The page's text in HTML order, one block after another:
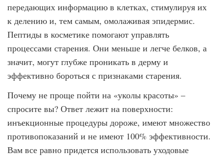
передающих информацию в клетках, стимулируя их
к делению и, тем самым, омолаживая эпидермис.
Пептиды в косметике помогают управлять
процессами старения. Они меньше и легче белков, а
значит, могут глубже проникать в дерму и
эффективно бороться с признаками старения.
Почему не проще пойти на «уколы красоты» –
спросите вы? Ответ лежит на поверхности:
инъекционные процедуры дороже, имеют множество
противопоказаний и не имеют 100% эффективности.
Вам все равно придется использовать уходовые